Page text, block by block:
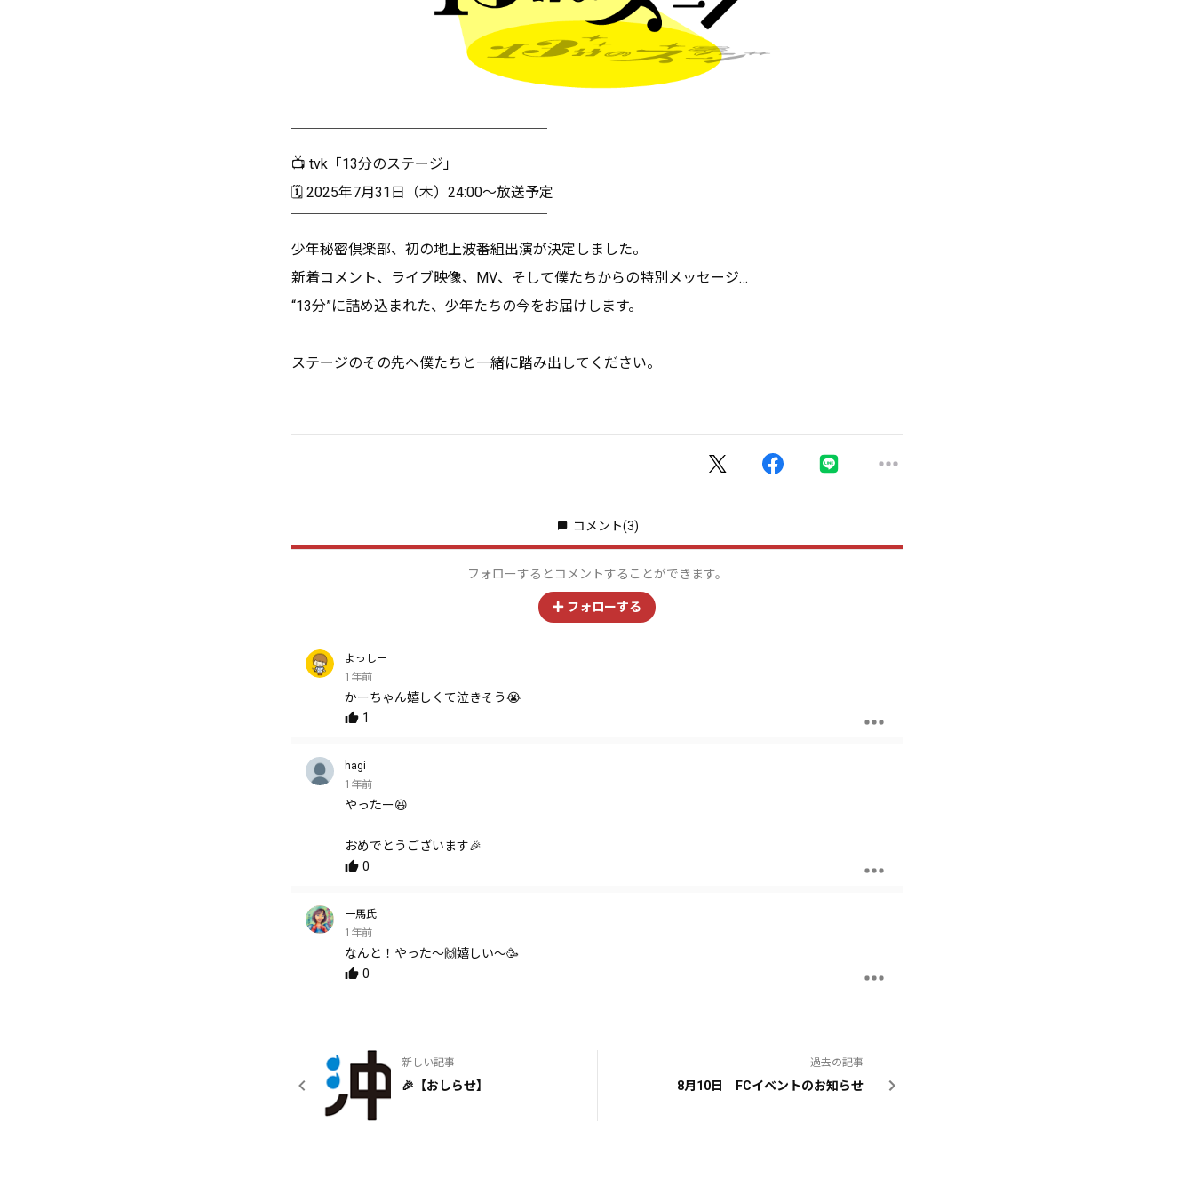
📺 tvk「13分のステージ」
🗓 2025年7月31日（木）24:00～放送予定
少年秘密倶楽部、初の地上波番組出演が決定しました。
新着コメント、ライブ映像、MV、そして僕たちからの特別メッセージ…
“13分”に詰め込まれた、少年たちの今をお届けします。
ステージのその先へ――僕たちと一緒に踏み出してください。
コメント(3)
フォローするとコメントすることができます。
フォローする
よっしー
1年前
かーちゃん嬉しくて泣きそう😭
1
hagi
1年前
やったー😆
おめでとうございます🎉
0
一馬氏
1年前
なんと！やった〜🙌嬉しい〜🥳
0
新しい記事
🎉【おしらせ】
過去の記事
8月10日 FCイベントのお知らせ